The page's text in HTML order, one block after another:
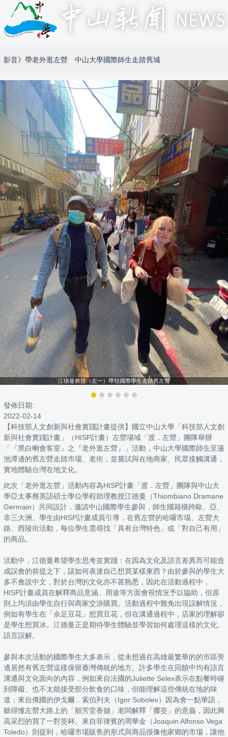
影音》帶老外逛左營 中山大學國際師生走踏舊城
江德曼教授（左一）帶領國際學生走踏舊左營
發佈日期:
2022-02-14
【科技部人文創新與社會實踐計畫提供】國立中山大學「科技部人文創
新與社會實踐計畫」（HISP計畫）左營場域「渡．左營」團隊舉辦
「『黑白喇會客室』之『老外逛左營』」活動，中山大學國際師生至蓮
池潭邊的舊左營走踏市場、老街，並嘗試與在地商家、民眾接觸溝通，
實地體驗台灣在地文化。
此次「老外逛左營」活動內容為HISP計畫「渡．左營」團隊與中山大
學亞太事務英語碩士學位學程助理教授江德曼（Thiombiano Dramane
Germain）共同設計，邀請中山國際學生參與，師生國籍橫跨歐、亞、
非三大洲。學生由HISP計畫成員引導，在舊左營的哈囉市場、左營大
路、西陵街活動，每位學生需尋找「具有台灣特色」或「對自己有用」
的商品。
活動中，江德曼希望學生思考並實踐：在因為文化及語言差異而可能造
成誤會的前提之下，該如何表達自己想買某樣東西？由於參與的學生大
多不會說中文，對於台灣的文化亦不甚熟悉，因此在活動過程中，
HISP計畫成員在解釋商品意涵、用途等方面會視情況予以協助，但原
則上均須由學生自行與商家交涉購買。活動過程中難免出現誤解情況，
例如有學生在「余足豆花」想買豆花，但在溝通過程中，店家的理解卻
是學生想買冰。江德曼正是期待學生體驗並學習如何處理這樣的文化、
語言誤解。
參與本次活動的國際學生大多表示，從未想過在高雄最繁華的的市區旁
邊居然有舊左營這樣保留臺灣傳統的地方。許多學生在回饋中均有語言
溝通與文化面向的內容，例如來自法國的Juliette Selex表示在點餐時碰
到障礙、也不太能接受部分飲食的口味，但能理解這些傳統在地的味
道；來自俄國的伊戈爾．索伯列夫（Igor Sobolev）因為會一點華語，
聽得懂左營大路上的「順芳堂香舖」老闆解釋「擲筊」的意義，因此興
高采烈的買了一對筊杯。來自菲律賓的周華金（Joaquin Alfonso Vega
Toledo）則提到，哈囉市場販售的形式與商品很像他家鄉的市場，讓他